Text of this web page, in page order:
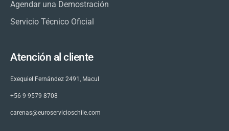
Agendar una Demostración
Servicio Técnico Oficial
Atención al cliente
Exequiel Fernández 2491, Macul
+56 9 9579 8708
carenas@euroservicioschile.com